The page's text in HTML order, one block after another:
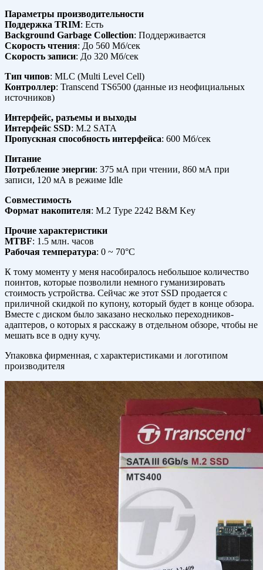
Параметры производительности
Поддержка TRIM: Есть
Background Garbage Collection: Поддерживается
Скорость чтения: До 560 Мб/сек
Скорость записи: До 320 Мб/сек
Тип чипов: MLC (Multi Level Cell)
Контроллер: Transcend TS6500 (данные из неофициальных
источников)
Интерфейс, разъемы и выходы
Интерфейс SSD: M.2 SATA
Пропускная способность интерфейса: 600 Мб/сек
Питание
Потребление энергии: 375 мА при чтении, 860 мА при
записи, 120 мА в режиме Idle
Совместимость
Формат накопителя: M.2 Type 2242 B&M Key
Прочие характеристики
MTBF: 1.5 млн. часов
Рабочая температура: 0 ~ 70°C
К тому моменту у меня насобиралось небольшое количество
поинтов, которые позволили немного гуманизировать
стоимость устройства. Сейчас же этот SSD продается с
приличной скидкой по купону, который будет в конце обзора.
Вместе с диском было заказано несколько переходников-
адаптеров, о которых я расскажу в отдельном обзоре, чтобы не
мешать все в одну кучу.
Упаковка фирменная, с характеристиками и логотипом
производителя